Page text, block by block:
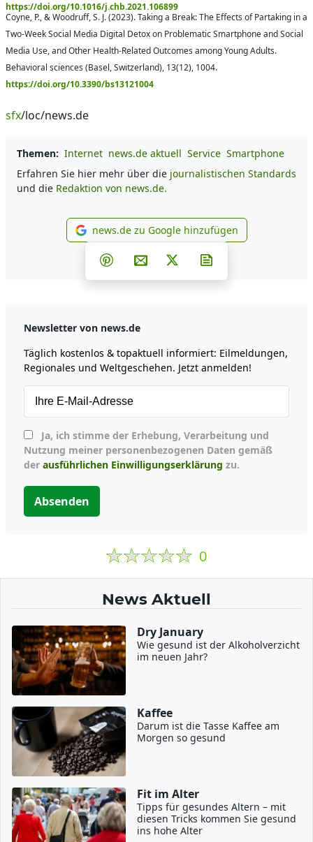
https://doi.org/10.1016/j.chb.2021.106899
Coyne, P., & Woodruff, S. J. (2023). Taking a Break: The Effects of Partaking in a
Two-Week Social Media Digital Detox on Problematic Smartphone and Social
Media Use, and Other Health-Related Outcomes among Young Adults.
Behavioral sciences (Basel, Switzerland), 13(12), 1004.
https://doi.org/10.3390/bs13121004
sfx/loc/news.de
Themen: Internet news.de aktuell Service Smartphone
Erfahren Sie hier mehr über die journalistischen Standards
und die Redaktion von news.de.
news.de zu Google
news.de zu Google hinzufügen
Teilen auf Facebook
Teilen auf Whatsapp
Teilen auf Telegram
Teilen auf Pinterest
Per E-Mail teilen
Post auf X
Newsletter von news.de
Täglich kostenlos & topaktuell informiert: Eilmeldungen,
Regionales und Weltgeschehen. Jetzt anmelden!
Nutzung meiner personenbezogenen Daten gemäß
der ausführlichen Einwilligungserklärung zu.
Absenden
0
News Aktuell
Dry January
Wie gesund ist der Alkoholverzicht
im neuen Jahr?
Kaffee
Darum ist die Tasse Kaffee am
Morgen so gesund
Fit im Alter
Tipps für gesundes Altern – mit
diesen Tricks kommen Sie gesund
ins hohe Alter